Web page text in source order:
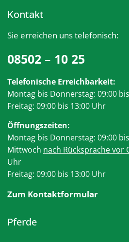
Kontakt
Sie erreichen uns telefonisch:
08502 – 10 25
Telefonische Erreichbarkeit:
Montag bis Donnerstag: 09:00
Freitag: 09:00 bis 13:00 Uhr
Öffnungszeiten:
Montag bis Donnerstag: 09:00
Mittwoch nach Rücksprache vor
Uhr
Freitag: 09:00 bis 13:00 Uhr
Zum Kontaktformular
Pferde